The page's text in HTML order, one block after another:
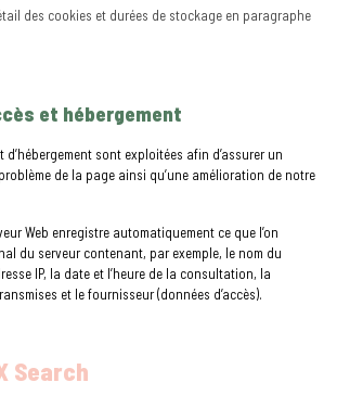
des cookies et durées de stockage en paragraphe
et hébergement
d’hébergement sont exploitées afin d’assurer un
de la page ainsi qu’une amélioration de notre
Web enregistre automatiquement ce que l’on
du serveur contenant, par exemple, le nom du
IP, la date et l’heure de la consultation, la
et le fournisseur (données d’accès).
Search